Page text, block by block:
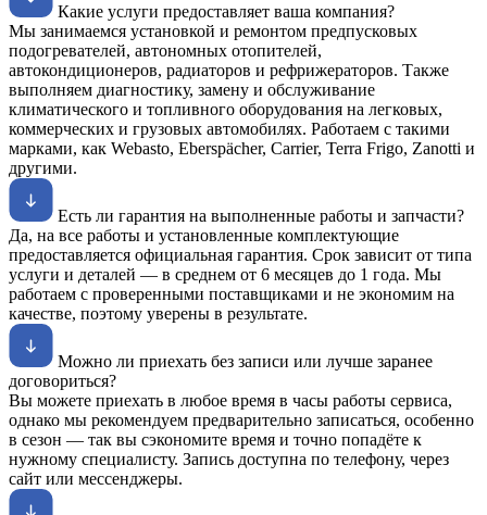
Какие услуги предоставляет ваша компания?
Мы занимаемся установкой и ремонтом предпусковых
подогревателей, автономных отопителей,
автокондиционеров, радиаторов и рефрижераторов. Также
выполняем диагностику, замену и обслуживание
климатического и топливного оборудования на легковых,
коммерческих и грузовых автомобилях. Работаем с такими
марками, как Webasto, Eberspächer, Carrier, Terra Frigo, Zanotti и
другими.
Есть ли гарантия на выполненные работы и запчасти?
Да, на все работы и установленные комплектующие
предоставляется официальная гарантия. Срок зависит от типа
услуги и деталей — в среднем от 6 месяцев до 1 года. Мы
работаем с проверенными поставщиками и не экономим на
качестве, поэтому уверены в результате.
Можно ли приехать без записи или лучше заранее
договориться?
Вы можете приехать в любое время в часы работы сервиса,
однако мы рекомендуем предварительно записаться, особенно
в сезон — так вы сэкономите время и точно попадёте к
нужному специалисту. Запись доступна по телефону, через
сайт или мессенджеры.